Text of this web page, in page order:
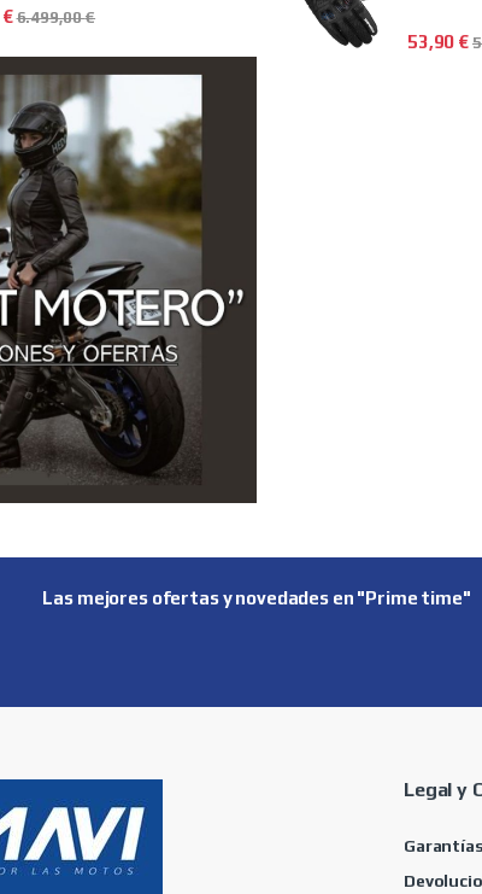
€6.499,00€
53,90 €
Las mejores ofertas y novedades en "Prime time"
Legal y
Garantías